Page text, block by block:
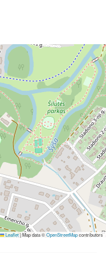
Leaflet|Map data ©OpenStreetMapcontributors